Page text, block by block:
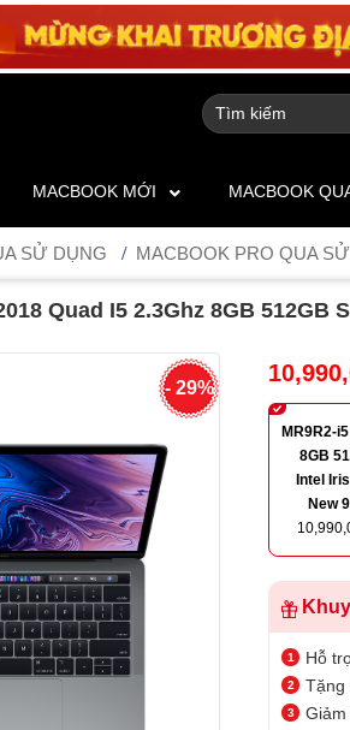
MACBOOK MỚI MACBOOK
SỬ DỤNG MACBOOK PRO QUA
- 29%
Quad I5 2.3Ghz 8GB 512GB
MR9R2-
8GB
Intel
New
Hỗ
Tặng